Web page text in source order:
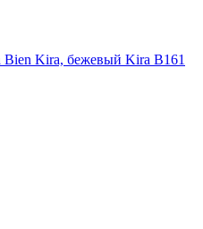
Bien Kira, бежевый Kira B161